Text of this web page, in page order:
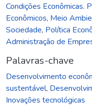
Condições Econômicas.
Econômicos, Meio
Sociedade, Política
Administração de
Palavras-chave
Desenvolvimento
sustentável,
Inovações tecnológicas